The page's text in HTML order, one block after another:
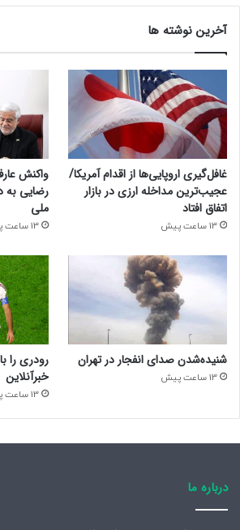
آخرین نوشته ها
غافل‌گیری اروپایی‌ها از اقدام آمریکا/
عجیب‌ترین مداخله ارزی در بازار
اتفاق افتاد
13 ساعت پیش
واکنش
رضایی به
ملی
13 ساعت پیش
شنیده‌شدن صدای انفجار در تهران
13 ساعت پیش
رودری را
خبرآنلاین
13 ساعت پیش
درباره ما